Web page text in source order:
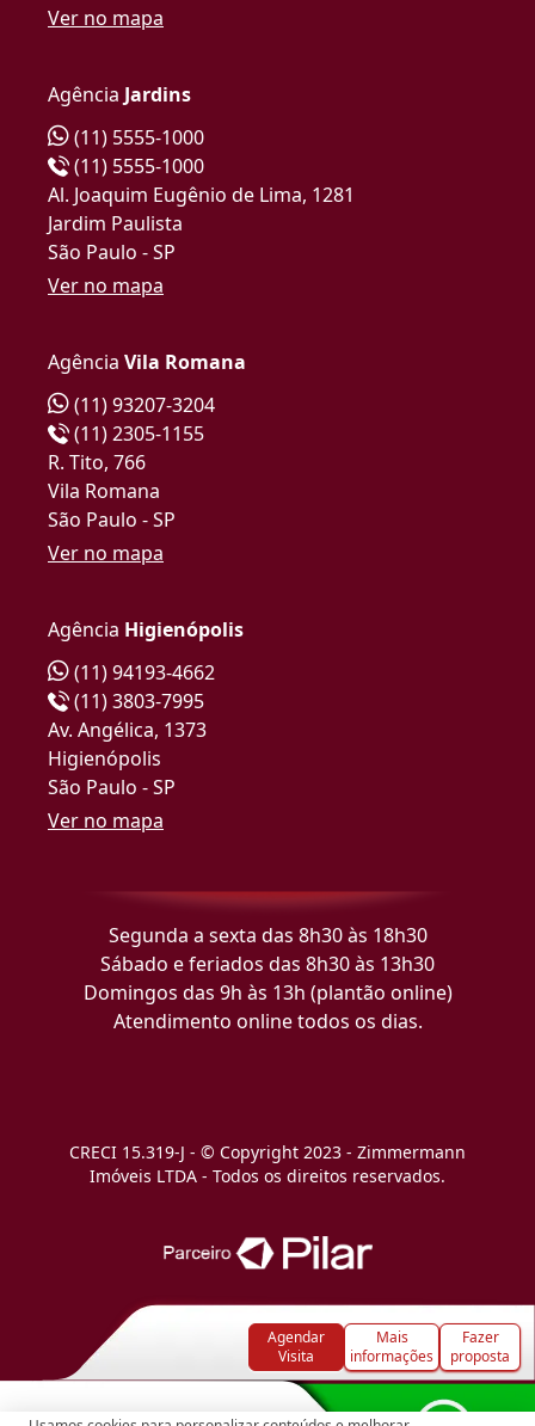
Agendar
Visita
Mais
informações
Fazer
proposta
Ver no mapa
Agência Jardins
(11) 5555-1000
(11) 5555-1000
Al. Joaquim Eugênio de Lima, 1281
Jardim Paulista
São Paulo - SP
Ver no mapa
Agência Vila Romana
(11) 93207-3204
(11) 2305-1155
R. Tito, 766
Vila Romana
São Paulo - SP
Ver no mapa
Agência Higienópolis
(11) 94193-4662
(11) 3803-7995
Av. Angélica, 1373
Higienópolis
São Paulo - SP
Ver no mapa
Segunda a sexta das 8h30 às 18h30
Sábado e feriados das 8h30 às 13h30
Domingos das 9h às 13h (plantão online)
Atendimento online todos os dias.
CRECI 15.319-J - © Copyright 2023 - Zimmermann
Imóveis LTDA - Todos os direitos reservados.